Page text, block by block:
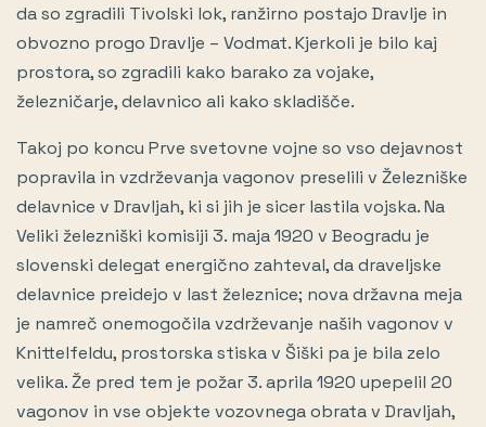
da so zgradili Tivolski lok, ranžirno postajo Dravlje in
obvozno progo Dravlje – Vodmat. Kjerkoli je bilo kaj
prostora, so zgradili kako barako za vojake,
železničarje, delavnico ali kako skladišče.
Takoj po koncu Prve svetovne vojne so vso dejavnost
popravila in vzdrževanja vagonov preselili v Železniške
delavnice v Dravljah, ki si jih je sicer lastila vojska. Na
Veliki železniški komisiji 3. maja 1920 v Beogradu je
slovenski delegat energično zahteval, da draveljske
delavnice preidejo v last železnice; nova državna meja
je namreč onemogočila vzdrževanje naših vagonov v
Knittelfeldu, prostorska stiska v Šiški pa je bila zelo
velika. Že pred tem je požar 3. aprila 1920 upepelil 20
vagonov in vse objekte vozovnega obrata v Dravljah,